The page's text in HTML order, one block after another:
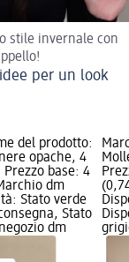
stile invernale con
per un look
del prodotto:
opache, 4
base: 4
dm
Stato verde
Stato
dm